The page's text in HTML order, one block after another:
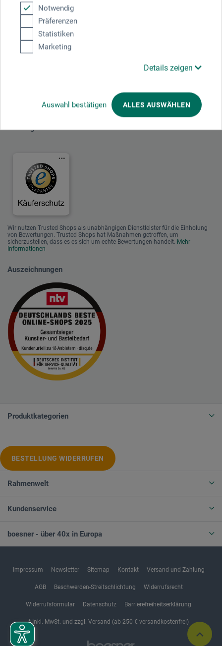
Notwendig
Präferenzen
Statistiken
Marketing
Details zeigen
Auswahl bestätigen ALLES AUSWÄHLEN
Mit diesem Logo möchten wir zeigen, dass wir Kunde bei Der Grüne Punkt –
Duales System Deutschland GmbH sind und unsere Verkaufsverpackungen
für Deutschland am dualen System Der Grüne Punkt beteiligen.
Weitere Informationen zu unserer Teilnahme können Sie diesem
entnehmen.
Das sagen unsere Kunden
Wir nutzen Trusted Shops als unabhängigen Dienstleister für die Einholung
von Bewertungen. Trusted Shops hat Maßnahmen getroffen, um
sicherzustellen, dass es es sich um echte Bewertungen handelt. Mehr
Informationen
Auszeichnungen
Produktkategorien
BESTELLUNG WIDERRUFEN
Rahmenwelt
Kundenservice
boesner - über 40x in Europa
Impressum Newsletter Sitemap Kontakt Versand und Zahlung
AGB Beschwerden-Streitschlichtung Widerrufsrecht
Widerrufsformular Datenschutz Barrierefreiheitserklärung
* Inkl. MwSt. und zzgl. Versand (ab 250 € versandkostenfrei)